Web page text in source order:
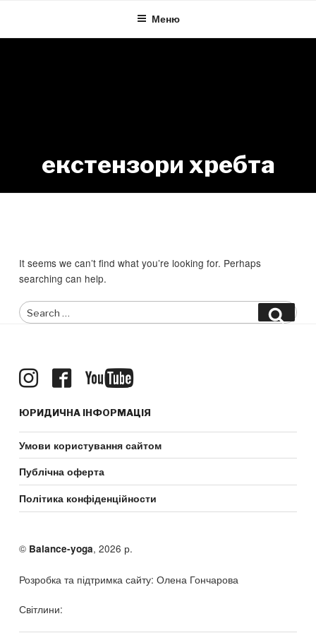
content
Меню
екстензори хребта
It seems we can’t find what you’re looking for. Perhaps
searching can help.
Search
for:
ЮРИДИЧНА ІНФОРМАЦІЯ
Умови користування сайтом
Публічна оферта
Політика конфіденційности
© Balance-yoga, 2026 р.
Розробка та підтримка сайту: Олена Гончарова
Світлини: